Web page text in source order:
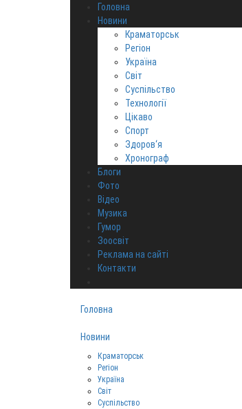
Головна
Новини
Краматорськ
Регіон
Україна
Світ
Суспільство
Технології
Цікаво
Спорт
Здоров‘я
Хронограф
Блоги
Фото
Відео
Музика
Гумор
Зоосвіт
Реклама на сайті
Контакти
Головна
Новини
Краматорськ
Регіон
Україна
Світ
Суспільство